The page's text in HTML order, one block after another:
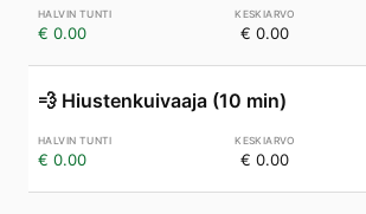
€ 0.00 € 0.00
💨 Hiustenkuivaaja (10 min)
€ 0.00 € 0.00